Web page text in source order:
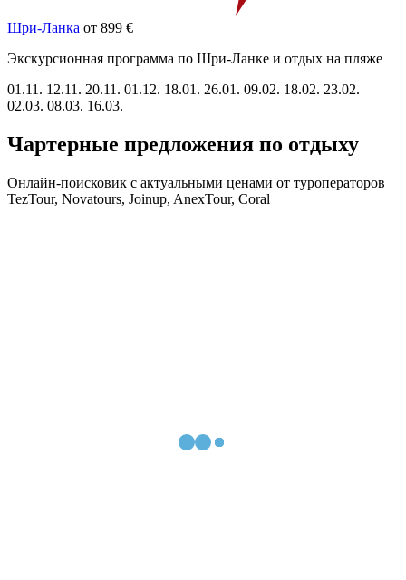
Шри-Ланка от 899 €
Экскурсионная программа по Шри-Ланке и отдых на пляже
01.11. 12.11. 20.11. 01.12. 18.01. 26.01. 09.02. 18.02. 23.02.
02.03. 08.03. 16.03.
Чартерные предложения по отдыху
Онлайн-поисковик с актуальными ценами от туроператоров
TezTour, Novatours, Joinup, AnexTour, Coral